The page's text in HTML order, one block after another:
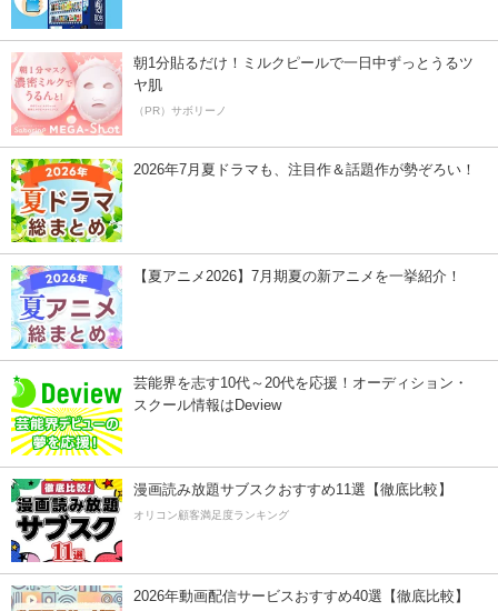
朝1分貼るだけ！ミルクピールで一日中ずっとうるツ
ヤ肌
（PR）サボリーノ
2026年7月夏ドラマも、注目作＆話題作が勢ぞろい！
【夏アニメ2026】7月期夏の新アニメを一挙紹介！
芸能界を志す10代～20代を応援！オーディション・
スクール情報はDeview
漫画読み放題サブスクおすすめ11選【徹底比較】
オリコン顧客満足度ランキング
2026年動画配信サービスおすすめ40選【徹底比較】